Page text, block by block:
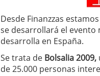
16
de abril
de 2026
Comparativa
acelera la
Meses sin
compras 24
Desde Finanzzas
se desarrollará el evento
desarrolla en España.
Se trata de Bolsalia 2009,
de 25.000 personas